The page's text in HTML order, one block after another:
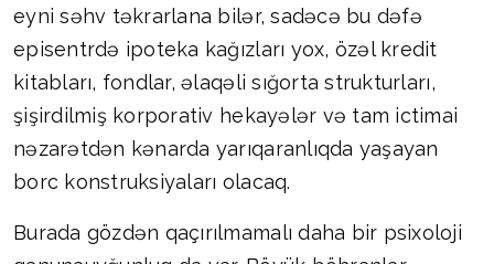
eyni səhv təkrarlana bilər, sadəcə bu dəfə
episentrdə ipoteka kağızları yox, özəl kredit
kitabları, fondlar, əlaqəli sığorta strukturları,
şişirdilmiş korporativ hekayələr və tam ictimai
nəzarətdən kənarda yarıqaranlıqda yaşayan
borc konstruksiyaları olacaq.
Burada gözdən qaçırılmamalı daha bir psixoloji